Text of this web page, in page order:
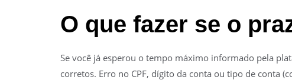
O que fazer se o
Se você já esperou o tempo máximo informado pela
corretos. Erro no CPF, dígito da conta ou tipo de conta